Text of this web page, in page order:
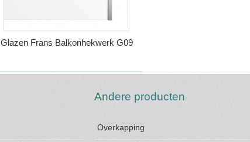
Glazen Frans Balkonhekwerk G09
Andere producten
Overkapping